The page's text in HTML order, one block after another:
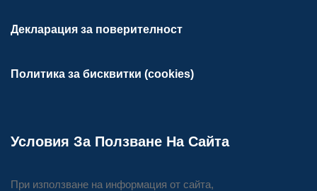
Декларация за поверителност
Политика за бисквитки (cookies)
Условия За Ползване На Сайта
При използване на информация от сайта,